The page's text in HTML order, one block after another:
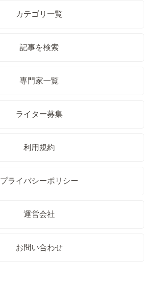
カテゴリ一覧
記事を検索
専門家一覧
ライター募集
利用規約
プライバシーポリシー
運営会社
お問い合わせ